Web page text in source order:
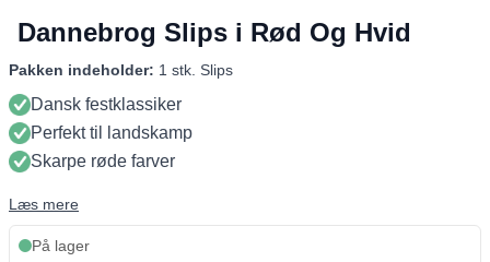
Dannebrog Slips i Rød Og Hvid
Pakken indeholder: 1 stk. Slips
Dansk festklassiker
Perfekt til landskamp
Skarpe røde farver
Læs mere
På lager